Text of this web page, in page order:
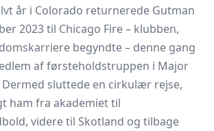
år i Colorado returnerede Gutman
2023 til Chicago Fire – klubben,
begyndte – denne gang
af førsteholdstruppen i Major
Dermed sluttede en cirkulær rejse,
ham fra akademiet til
videre til Skotland og tilbage